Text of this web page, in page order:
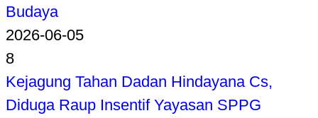
Budaya
2026-06-05
8
Kejagung Tahan Dadan Hindayana Cs,
Diduga Raup Insentif Yayasan SPPG